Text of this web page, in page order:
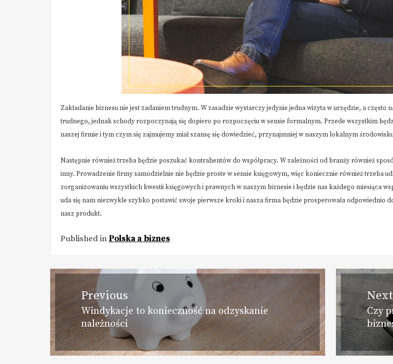
Zakładanie biznesu nie jest zadaniem trudnym. W zasadzie wystarczy jedynie jedna wizyta w urzędzie, a
trudnego, jednak schody rozpoczynają się dopiero po rozpoczęciu w sensie formalnym. Przede wszystkim
naszej firmie i tym czym się zajmujemy miał szansę się dowiedzieć, przynajmniej w naszym lokalnym
Następnie również trzeba będzie poszukać kontrahentów do współpracy. W zależności od branży również
inny. Prowadzenie firmy samodzielnie nie będzie proste w sensie księgowym, więc koniecznie również trzeba
zorganizowaniu wszystkich kwestii księgowych i prawnych w naszym biznesie i będzie nas każdego miesiąca
uda się nam niezwykle szybko postawić swoje pierwsze kroki i nasza firma będzie prosperowała odpowiednio
nasz produkt.
Published in Polska a biznes
Nawigacja
wpisu
Previous
Previous
post:
Windykacje to konieczność na odzyskanie
należności
Next
Next
post:
Czy